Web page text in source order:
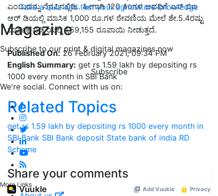
Take a quiz and test your agriculture knowledge
Magazine
Subscribe to our print & digital magazines now
Subscribe
We're social. Connect with us on:
More Links
ಎಂಬುದನ್ನು ನೆನಪಿನಲ್ಲಿಡಿ.. ಹೀಗಾಗಿ 120 ತಿಂಗಳ ಅವಧಿಗೆ ಎಸ್ ಬಿಐ
ಆರ್ ಡಿಯಲ್ಲಿ ಮಾಸಿಕ 1,000 ರೂ.ಗಳ ಠೇವಣಿಯ ಮೇಲೆ ಶೇ.5.4ರಷ್ಟು
ವಾರ್ಷಿಕ ಬಡ್ಡಿ ಯಲ್ಲಿ 1,59,155 ರೂಪಾಯಿ ನೀಡುತ್ತದೆ.
Published On: 26 February 2021, 09:34 PM
English Summary: get rs 1.59 lakh by depositing rs
1000 every month in SBI Bank
Related Topics
get rs 1.59 lakh by depositing rs 1000 every month in
SBI Bank SBI Bank deposit State bank of india RD
Scheme
Share your comments